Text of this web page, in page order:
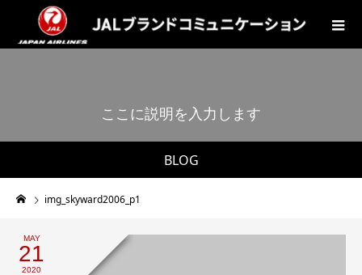
BLOG
ここに説明を入力し ます。
img_skyward2006_p1
MAY
21
2020